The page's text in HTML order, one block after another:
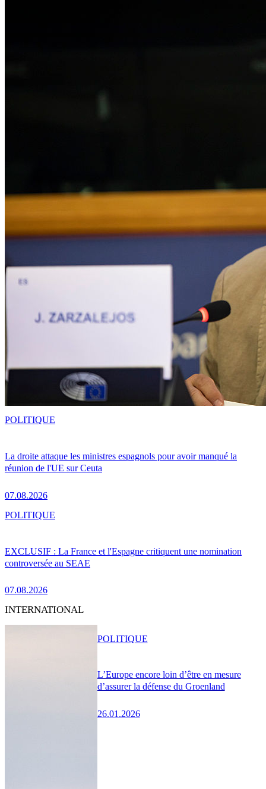
La droite attaque les ministres espagnols pour avoir manqué la
réunion de l'UE sur Ceuta
07.08.2026
POLITIQUE
EXCLUSIF : La France et l'Espagne critiquent une nomination
controversée au SEAE
07.08.2026
POLITIQUE
INTERNATIONAL
L’Europe encore loin d’être en mesure
d’assurer la défense du Groenland
26.01.2026
POLITIQUE